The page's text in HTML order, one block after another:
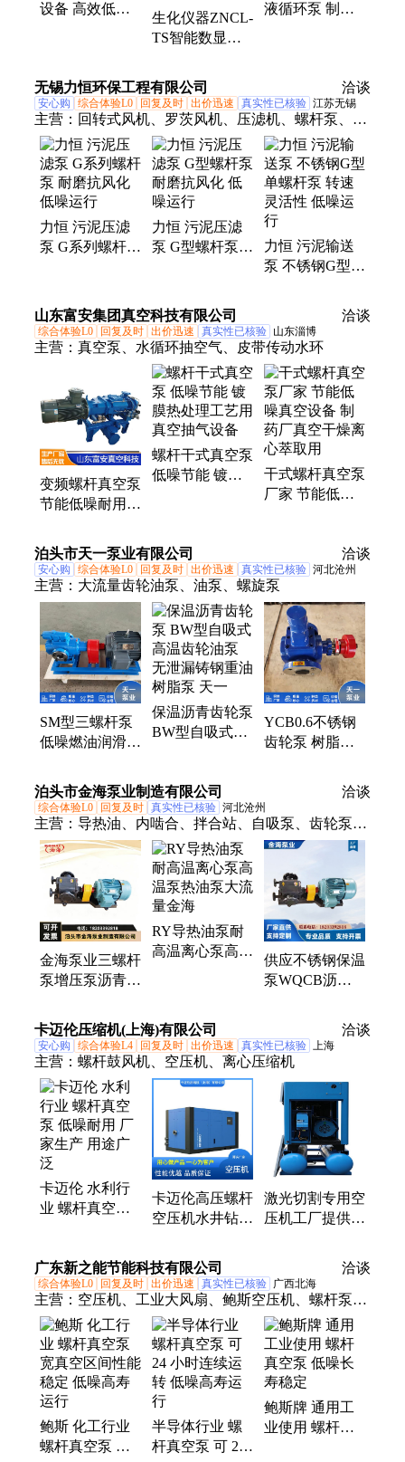
设备 高效低噪
生化仪器ZNCL-
TS智能数显磁
设计匠心打造优
品
液循环泵 制冷
无锡力恒环保工程有限公司 洽谈
安心购 综合体验L0 回复及时 出价迅速 真实性已核验 江苏无锡
主营： 回转式风机、罗茨风机、压滤机、螺杆泵、环
保设备
力恒 污泥压滤
泵 G系列螺杆泵
力恒 污泥压滤
泵 G型螺杆泵
力恒 污泥输送
泵 不锈钢G型单
活性 低噪运行
山东富安集团真空科技有限公司 洽谈
综合体验L0 回复及时 出价迅速 真实性已核验 山东淄博
主营： 真空泵、水循环抽空气、皮带传动水环
变频螺杆真空泵
节能低噪耐用
膜负压真空设备
螺杆干式真空泵
低噪节能 镀膜
干式螺杆真空泵
厂家 节能低噪
泊头市天一泵业有限公司 洽谈
安心购 综合体验L0 回复及时 出价迅速 真实性已核验 河北沧州
主营： 大流量齿轮油泵、油泵、螺旋泵
SM型三螺杆泵
低噪燃油润滑油
泄漏船用泵 防
爆密封耐温
保温沥青齿轮泵
BW型自吸式高
脂泵 天一
YCB0.6不锈钢
齿轮泵 树脂齿
增压泵 支持定
制 天一泵业
泊头市金海泵业制造有限公司 洽谈
综合体验L0 回复及时 真实性已核验 河北沧州
主营： 导热油、内啮合、拌合站、自吸泵、齿轮泵、
粘油泵、食品泵、kcb油泵、树脂泵、车载泵、船用
泵、凸轮泵、工业泵、输送泵、加油泵、105螺杆、
重油泵、渣油泵、圆弧泵、装车泵、汽油泵、转子
泵、减速机、外润滑、kcb防爆
金海泵业三螺杆
泵增压泵沥青输
定制
RY导热油泵耐
高温离心泵高温
供应不锈钢保温
泵WQCB沥青
304材质金海泵
业
卡迈伦压缩机(上海)有限公司 洽谈
安心购 综合体验L4 回复及时 出价迅速 真实性已核验 上海
主营： 螺杆鼓风机、空压机、离心压缩机
卡迈伦 水利行
业 螺杆真空泵
卡迈伦高压螺杆
空压机水井钻光
机柴动移动式
激光切割专用空
压机工厂提供方
务安装方便省电
广东新之能节能科技有限公司 洽谈
综合体验L0 回复及时 出价迅速 真实性已核验 广西北海
主营： 空压机、工业大风扇、鲍斯空压机、螺杆泵、
开山空压机
鲍斯 化工行业
螺杆真空泵 宽
半导体行业 螺
杆真空泵 可 24
鲍斯牌 通用工
业使用 螺杆真